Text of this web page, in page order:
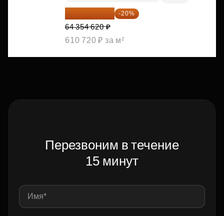
51 483 696 ₽ -20%
64 354 620 ₽
610 720 ₽ за м²
Перезвоним в течение
15 минут